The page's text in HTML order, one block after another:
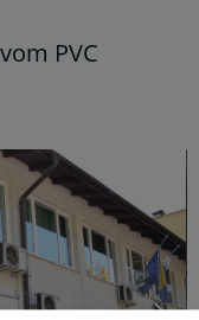
PVC